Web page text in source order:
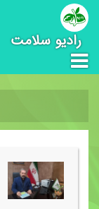
رادیو سلامت